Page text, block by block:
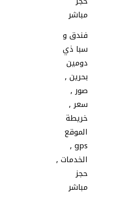
مباشر
فندق و
سبا ذي
دومين
بحرين ,
صور ,
سعر ,
خريطة
الموقع
gps ,
الخدمات ,
حجز
مباشر